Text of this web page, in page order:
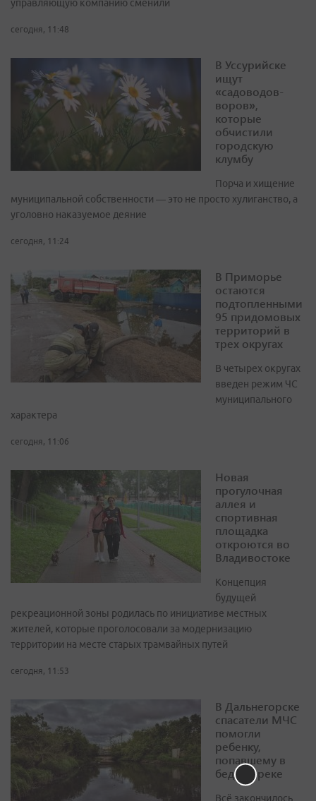
управляющую компанию сменили
сегодня, 11:48
В Уссурийске
ищут
«садоводов-
воров»,
которые
обчистили
городскую
клумбу
Порча и хищение
муниципальной собственности — это не просто хулиганство, а
уголовно наказуемое деяние
сегодня, 11:24
В Приморье
остаются
подтопленными
95 придомовых
территорий в
трех округах
В четырех округах
введен режим ЧС
муниципального
характера
сегодня, 11:06
Новая
прогулочная
аллея и
спортивная
площадка
откроются во
Владивостоке
Концепция
будущей
рекреационной зоны родилась по инициативе местных
жителей, которые проголосовали за модернизацию
территории на месте старых трамвайных путей
сегодня, 11:53
В Дальнегорске
спасатели МЧС
помогли
ребенку,
попавшему в
беду на реке
Всё закончилось